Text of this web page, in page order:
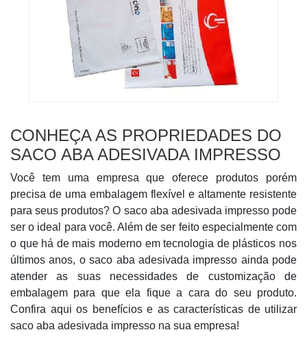
CONHEÇA AS PROPRIEDADES DO
SACO ABA ADESIVADA IMPRESSO
Você tem uma empresa que oferece produtos porém
precisa de uma embalagem flexível e altamente resistente
para seus produtos? O saco aba adesivada impresso pode
ser o ideal para você. Além de ser feito especialmente com
o que há de mais moderno em tecnologia de plásticos nos
últimos anos, o saco aba adesivada impresso ainda pode
atender as suas necessidades de customização de
embalagem para que ela fique a cara do seu produto.
Confira aqui os benefícios e as características de utilizar
saco aba adesivada impresso na sua empresa!